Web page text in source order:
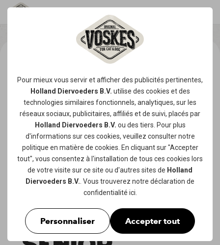
Pour mieux vous servir et afficher des publicités pertinentes,
Holland Diervoeders B.V. utilise des cookies et des
technologies similaires fonctionnels, analytiques, sur les
réseaux sociaux, publicitaires, affiliés et de suivi, placés par
Holland Diervoeders B.V. ou des tiers. Pour plus
d'informations sur ces cookies, veuillez consulter notre
politique en matière de cookies . En cliquant sur "Accepter
tout", vous consentez à l'installation de tous ces cookies lors
de votre visite sur ce site ou d'autres sites de Holland
Diervoeders B.V. . Vous trouverez notre déclaration de
confidentialité ici.
Personnaliser Accepter tout